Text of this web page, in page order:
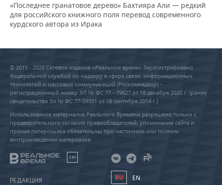
«Последнее гранатовое дерево» Бахтияра Али — редкий
для российского книжного поля перевод современного
курдского автора из Ирака
© 2015 - 2026 Сетевое издание «Реальное время» Зарегистрировано
Федеральной службой по надзору в сфере связи, информационных
технологий и массовых коммуникаций (Роскомнадзор) –
регистрационный номер ЭЛ № ФС 77 - 79627 от 18 декабря 2020 г. (ранее
свидетельство Эл № ФС 77-59331 от 18 сентября 2014 г.)
Использование материалов Реального Времени разрешено только с
предварительного согласия правообладателей, упоминание сайта и
прямая гиперссылка обязательны при частичном или полном
воспроизведении материалов.
18+
РЕДАКЦИЯ
RU EN